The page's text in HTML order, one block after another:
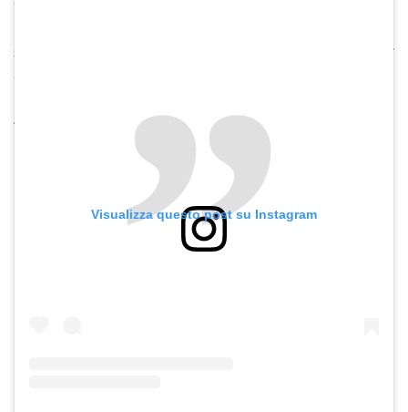
scatenante? Hanno fatto abbastanza per
crescerlo o ci sono state delle mancanze?
tutti i genitori in alcune situazioni
inevitabilmente si pongono.
Le risposte non sono sempre facili.
Visualizza questo post su Instagram